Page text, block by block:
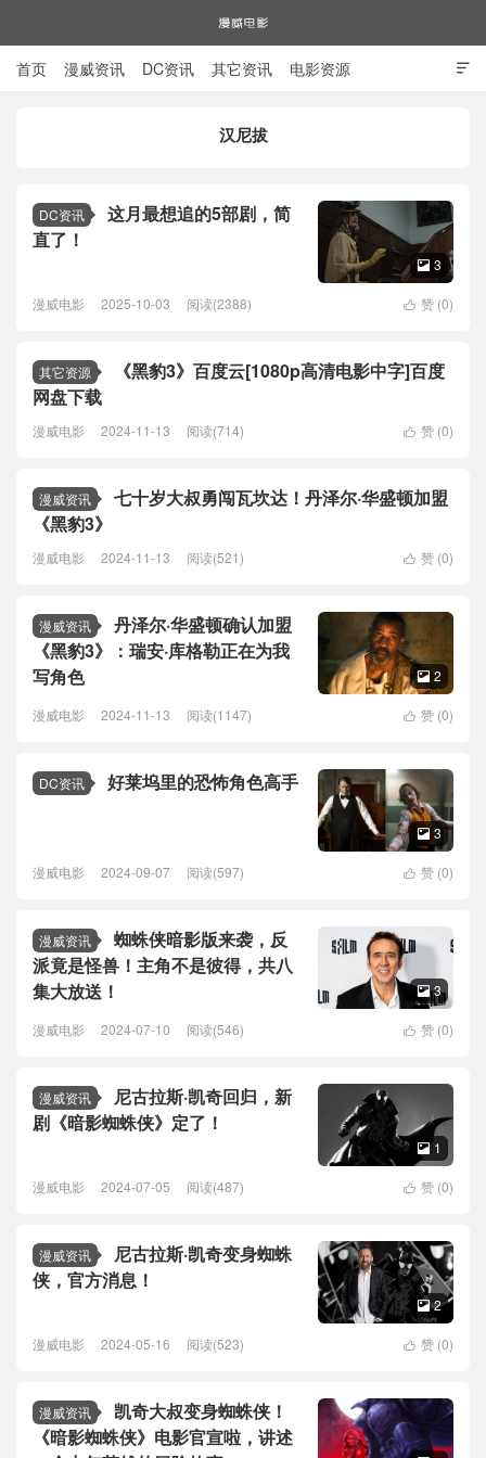

首页 漫威资讯 DC资讯 其它资讯 电影资源
汉尼拔
DC资讯
这月最想追的5部剧，简
直了！
 3
 赞 (0)
漫威电影 2025-10-03 阅读(2388)
其它资源
《黑豹3》百度云[1080p高清电影中字]百度
网盘下载
 赞 (0)
漫威电影 2024-11-13 阅读(714)
漫威资讯
七十岁大叔勇闯瓦坎达！丹泽尔·华盛顿加盟
《黑豹3》
 赞 (0)
漫威电影 2024-11-13 阅读(521)
漫威资讯
丹泽尔·华盛顿确认加盟
《黑豹3》：瑞安·库格勒正在为我
写角色
 2
 赞 (0)
漫威电影 2024-11-13 阅读(1147)
DC资讯 好莱坞里的恐怖角色高手
 3
 赞 (0)
漫威电影 2024-09-07 阅读(597)
漫威资讯
蜘蛛侠暗影版来袭，反
派竟是怪兽！主角不是彼得，共八
集大放送！
 3
 赞 (0)
漫威电影 2024-07-10 阅读(546)
漫威资讯
尼古拉斯·凯奇回归，新
剧《暗影蜘蛛侠》定了！
 1
 赞 (0)
漫威电影 2024-07-05 阅读(487)
漫威资讯
尼古拉斯·凯奇变身蜘蛛
侠，官方消息！
 2
 赞 (0)
漫威电影 2024-05-16 阅读(523)
漫威资讯
凯奇大叔变身蜘蛛侠！
《暗影蜘蛛侠》电影官宣啦，讲述